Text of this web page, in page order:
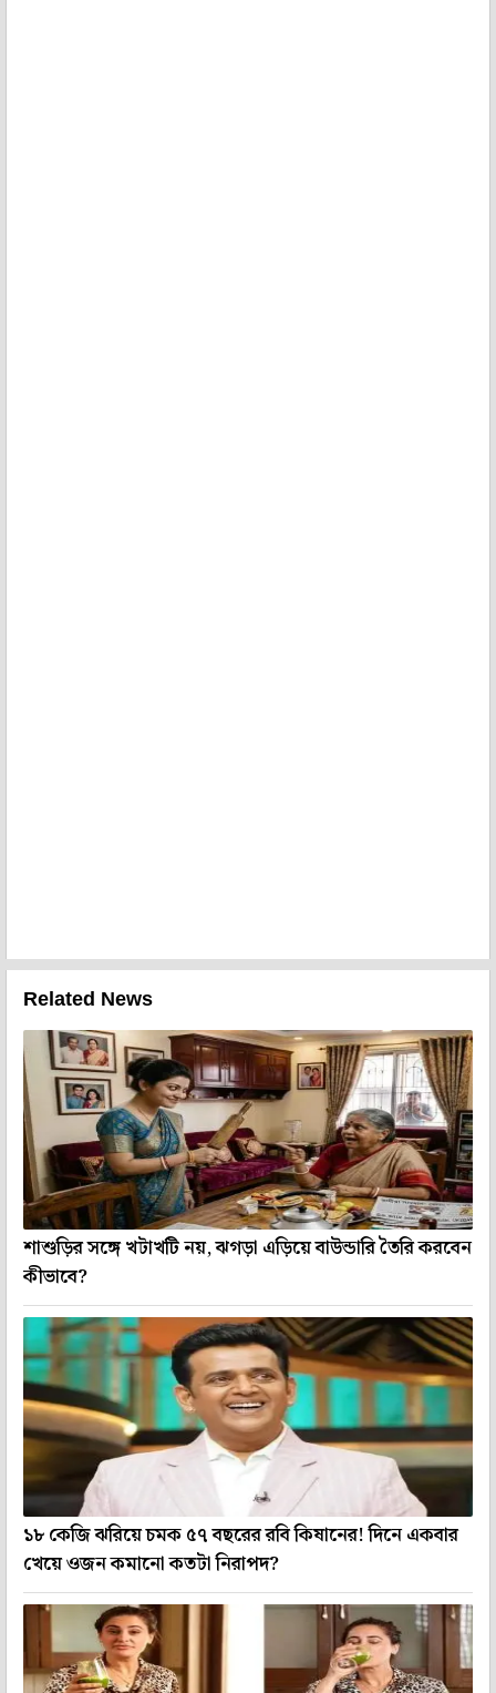
Related News
শাশুড়ির সঙ্গে খটাখটি নয়, ঝগড়া এড়িয়ে বাউন্ডারি তৈরি করবেন
কীভাবে?
১৮ কেজি ঝরিয়ে চমক ৫৭ বছরের রবি কিষানের! দিনে একবার
খেয়ে ওজন কমানো কতটা নিরাপদ?